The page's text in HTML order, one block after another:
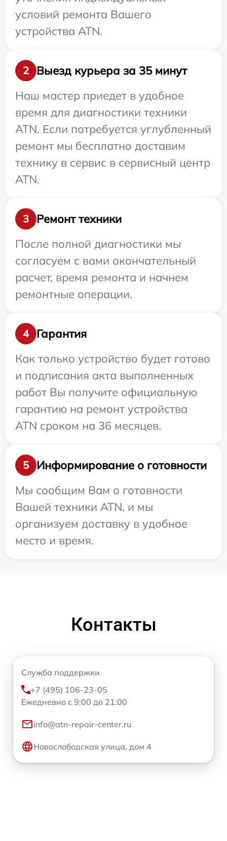
условий ремонта Вашего
устройства ATN.
2
Выезд курьера за 35 минут
Наш мастер приедет в удобное
время для диагностики техники
ATN. Если потребуется углубленный
ремонт мы бесплатно доставим
технику в сервис в сервисный центр
ATN.
3
Ремонт техники
После полной диагностики мы
согласуем с вами окончательный
расчет, время ремонта и начнем
ремонтные операции.
4
Гарантия
Как только устройство будет готово
и подписания акта выполненных
работ Вы получите официальную
гарантию на ремонт устройства
ATN сроком на 36 месяцев.
5
Информирование о готовности
Мы сообщим Вам о готовности
Вашей техники ATN, и мы
организуем доставку в удобное
место и время.
Контакты
Служба поддержки
+7 (495) 106-23-05
Ежедневно с 9:00 до 21:00
info@atn-repair-center.ru
Новослободская улица, дом 4